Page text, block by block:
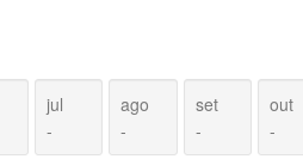
jul
-
ago
-
set
-
out
-